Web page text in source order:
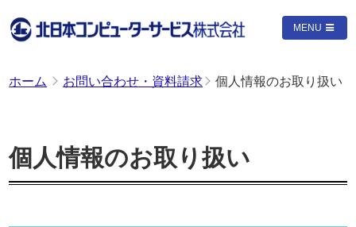
MENU
ホーム お問い合わせ・資料請求 個人情報のお取り扱い
個人情報のお取り扱い